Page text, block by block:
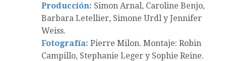
Producción: Simon Arnal, Caroline Benjo,
Barbara Letellier, Simone Urdl y Jennifer
Weiss.
Fotografía: Pierre Milon. Montaje: Robin
Campillo, Stephanie Leger y Sophie Reine.